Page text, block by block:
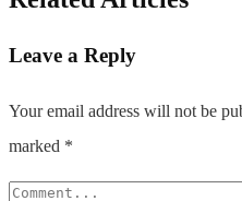
Leave a Reply
Your email address will not be
marked *